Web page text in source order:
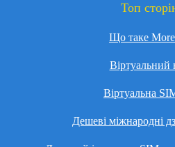
Топ
Що таке
Віртуальний
Віртуальна
Дешеві міжнародні